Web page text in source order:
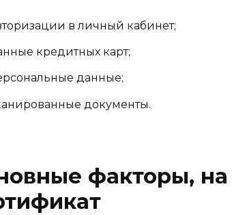
в личный кабинет;
кредитных карт;
данные;
документы.
факторы, на